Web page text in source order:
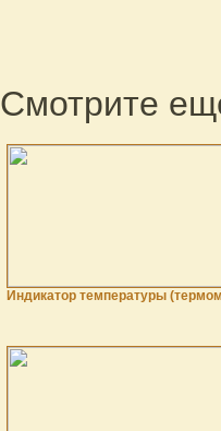
Смотрите
Индикатор температуры